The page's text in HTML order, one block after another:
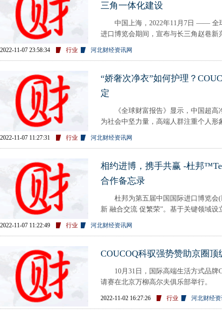
三角一体化建设
中国上海，2022年11月7日 —— 全
进口博览会期间，宣布与长三角赵巷
2022-11-07 23:58:34 行业 河北财经资讯网
“娇奢次净衣”如何护理？
定
《全球财富报告》显示，中国超高
为社会中坚力量，高端人群注重个人
2022-11-07 11:27:31 行业 河北财经资讯网
相约进博，携手共赢 -杜邦
合作备忘录
杜邦为第五届中国国际进口博览会(
新 融合交流 促繁荣”。基于关键领域
2022-11-07 11:22:49 行业 河北财经资讯网
COUCOQ科驭强势赞助京圈
10月31日，国际高端生活方式品牌
请赛在北京万柳高尔夫俱乐部举行。
2022-11-02 16:27:26 行业 河北财经